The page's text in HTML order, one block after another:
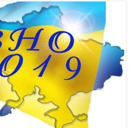
триватиме протягом
центр оцінювання якості освіти.
мови і літератури відбудеться 16
математики, біології, географії,
(англійської, іспанської, німецької
У день проведення пробного
учасник може пройти